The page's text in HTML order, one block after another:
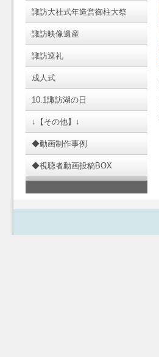
諏訪大社式年造営御柱大祭
諏訪映像遺産
諏訪巡礼
成人式
10.1諏訪湖の日
↓【その他】↓
◆動画制作事例
◆視聴者動画投稿BOX